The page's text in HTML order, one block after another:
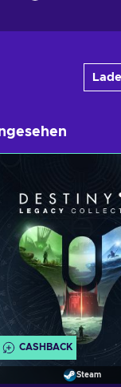
CASHBACK
Steam